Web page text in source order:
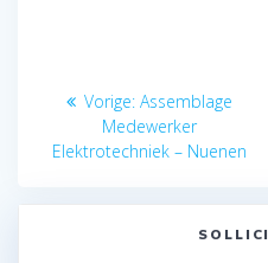
Bericht
navigatie
Vorige: Vorig
bericht:
Assemblage
Medewerker
Elektrotechniek – Nuenen